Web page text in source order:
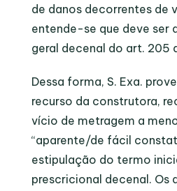
de danos decorrentes de
entende-se que deve ser
geral decenal do art. 205
Dessa forma, S. Exa.
recurso da construtora,
vício de metragem a
“aparente/de fácil
estipulação do termo
prescricional decenal. Os